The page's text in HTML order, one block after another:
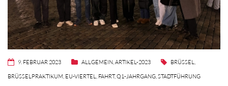
9. FEBRUAR 2023 ALLGEMEIN,ARTIKEL-2023 BRÜSSEL,
BRÜSSELPRAKTIKUM, EU-VIERTEL, FAHRT,Q1-JAHRGANG,STADTFÜHRUNG